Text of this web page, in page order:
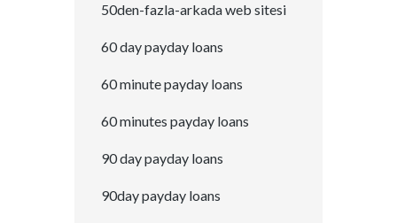
50den-fazla-arkada web sitesi
60 day payday loans
60 minute payday loans
60 minutes payday loans
90 day payday loans
90day payday loans